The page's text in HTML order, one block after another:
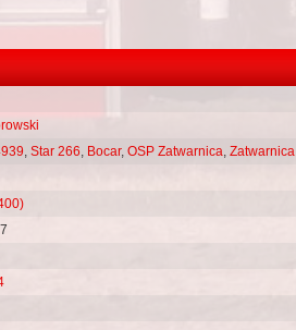
, Star 266, Bocar, OSP Zatwarnica, Zatwarnica